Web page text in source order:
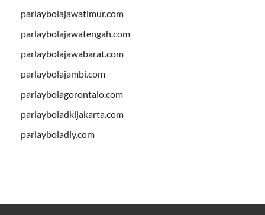
parlaybolajawatimur.com
parlaybolajawatengah.com
parlaybolajawabarat.com
parlaybolajambi.com
parlaybolagorontalo.com
parlayboladkijakarta.com
parlayboladiy.com